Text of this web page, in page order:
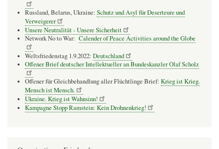
Russland, Belarus, Ukraine: Schutz und Asyl für Deserteure und
Verweigerer
Unsere Neutralität - Unsere Sicherheit
Network No to War: Calender of Peace Activities around the Globe
Weltsfriedenstag 1.9.2022: Deutschland
Offener Brief deutscher Intellektueller an Bundeskanzler Olaf Scholz
Offener für Gleichbehandlung aller Flüchtlinge Brief: Krieg ist Krieg.
Mensch ist Mensch.
Ukraine. Krieg ist Wahnsinn!
Kampagne Stopp Ramstein: Kein Drohnenkrieg!